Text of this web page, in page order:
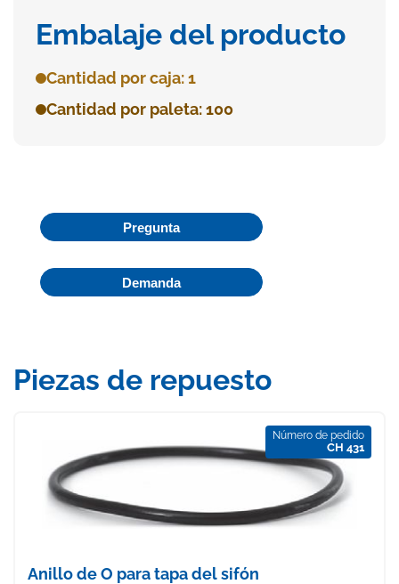
Embalaje del producto
Cantidad por caja: 1
Cantidad por paleta: 100
Pregunta
Demanda
Piezas de repuesto
Número de pedido
CH 431
Anillo de O para tapa del sifón